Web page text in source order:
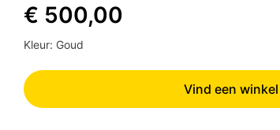
€ 500,00
Kleur: Goud
Vind een winkel